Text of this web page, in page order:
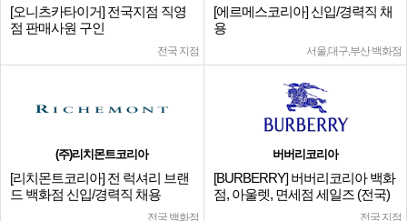
[오니츠카타이거] 전국지점 직영
점 판매사원 구인
전국 지점
[에르메스코리아] 신입/경력직 채
용
서울,대구,부산 백화점
(주)리치몬트코리아
[리치몬트코리아] 전 럭셔리 브랜
드 백화점 신입/경력직 채용
전국 백화점
버버리코리아
[BURBERRY] 버버리코리아 백화
점, 아울렛, 면세점 세일즈 (전국)
전국 지점